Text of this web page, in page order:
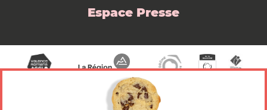
Espace Presse